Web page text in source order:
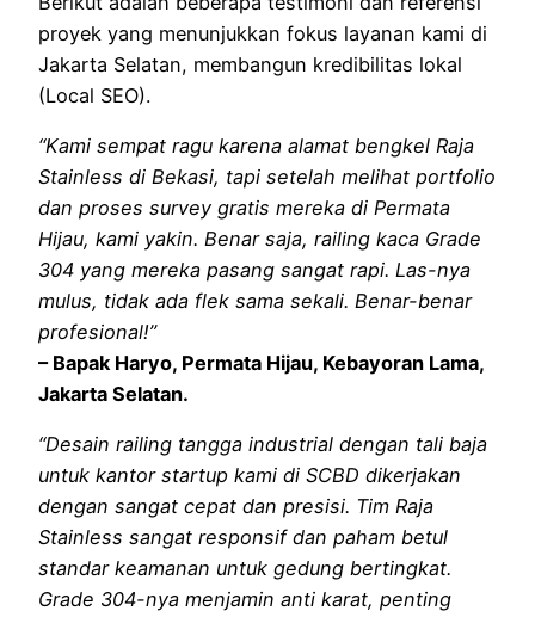
proyek yang menunjukkan fokus layanan kami di
Jakarta Selatan, membangun kredibilitas lokal
(Local SEO).
“Kami sempat ragu karena alamat bengkel Raja
Stainless di Bekasi, tapi setelah melihat portfolio
dan proses survey gratis mereka di Permata
Hijau, kami yakin. Benar saja, railing kaca Grade
304 yang mereka pasang sangat rapi. Las-nya
mulus, tidak ada flek sama sekali. Benar-benar
profesional!”
– Bapak Haryo, Permata Hijau, Kebayoran Lama,
Jakarta Selatan.
“Desain railing tangga industrial dengan tali baja
untuk kantor startup kami di SCBD dikerjakan
dengan sangat cepat dan presisi. Tim Raja
Stainless sangat responsif dan paham betul
standar keamanan untuk gedung bertingkat.
Grade 304-nya menjamin anti karat, penting